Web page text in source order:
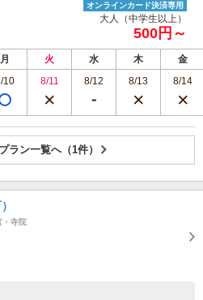
オンラインカード決済専用
大人（中学生以上）
500円～
月 火 水 木
金
10 8/11 8/12 8/13 8/14
ラン一覧へ（1件）
・寺院